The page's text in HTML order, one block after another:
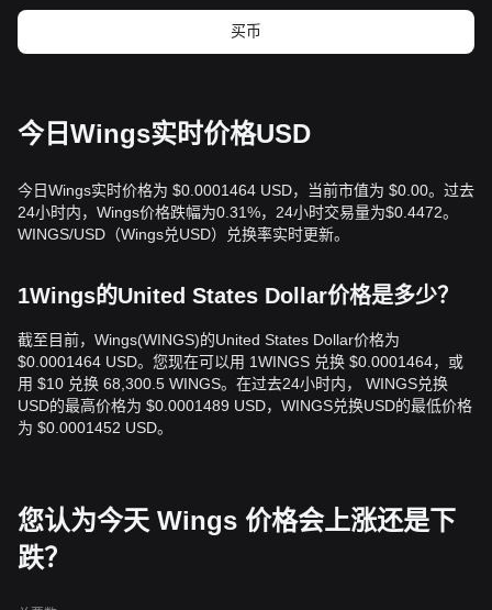
买币
今日Wings实时价格USD
今日Wings实时价格为 $0.0001464 USD，当前市值为 $0.00。过去
24小时内，Wings价格跌幅为0.31%，24小时交易量为$0.4472。
WINGS/USD（Wings兑USD）兑换率实时更新。
1Wings的United States Dollar价格是多少？
截至目前，Wings(WINGS)的United States Dollar价格为
$0.0001464 USD。您现在可以用 1WINGS 兑换 $0.0001464，或
用 $10 兑换 68,300.5 WINGS。在过去24小时内， WINGS兑换
USD的最高价格为 $0.0001489 USD，WINGS兑换USD的最低价格
为 $0.0001452 USD。
您认为今天 Wings 价格会上涨还是下
跌？